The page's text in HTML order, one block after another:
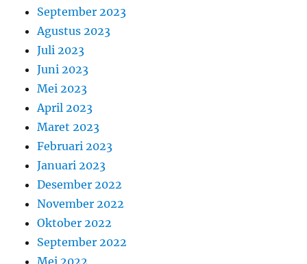
September 2023
Agustus 2023
Juli 2023
Juni 2023
Mei 2023
April 2023
Maret 2023
Februari 2023
Januari 2023
Desember 2022
November 2022
Oktober 2022
September 2022
Mei 2022